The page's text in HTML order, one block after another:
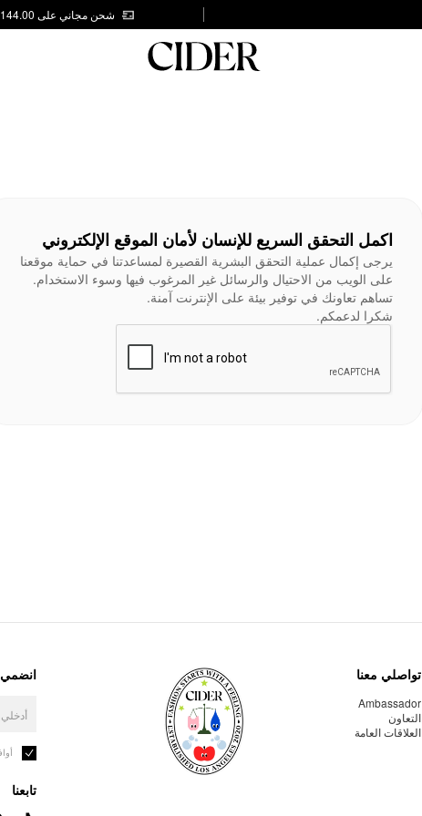
شحن مجاني على AED 144.00
اكمل التحقق السريع للإنسان لأمان الموقع الإلكتروني
يرجى إكمال عملية التحقق البشرية القصيرة لمساعدتنا في حماية موقعنا
على الويب من الاحتيال والرسائل غير المرغوب فيها وسوء الاستخدام.
تساهم تعاونك في توفير بيئة على الإنترنت آمنة.
شكرا لدعمكم.
تواصلي معنا
Ambassador
التعاون
العلاقات العامة
انضمي
تابعنا